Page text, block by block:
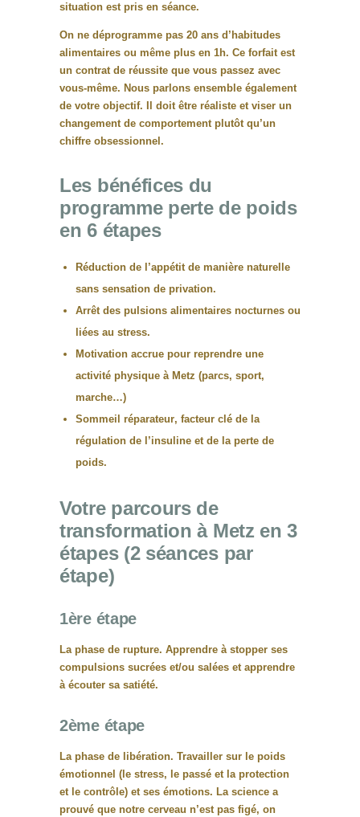
situation est pris en séance.
On ne déprogramme pas 20 ans d’habitudes
alimentaires ou même plus en 1h. Ce forfait est
un contrat de réussite que vous passez avec
vous-même. Nous parlons ensemble également
de votre objectif. Il doit être réaliste et viser un
changement de comportement plutôt qu’un
chiffre obsessionnel.
Les bénéfices du
programme perte de poids
en 6 étapes
Réduction de l’appétitde manière naturelle
sans sensation de privation.
Arrêt des pulsions alimentairesnocturnes ou
liées au stress.
Motivation accruepour reprendre une
activité physique à Metz (parcs, sport,
marche…)
Sommeil réparateur, facteur clé de la
régulation de l’insuline et de la perte de
poids.
Votre parcours de
transformation à Metz en 3
étapes (2 séances par
étape)
1ère étape
La phase de rupture. Apprendre à stopper ses
compulsions sucrées et/ou salées et apprendre
à écouter sa satiété.
2ème étape
La phase de libération. Travailler sur le poids
émotionnel (le stress, le passé et la protection
et le contrôle) et ses émotions. La science a
prouvé que notre cerveau n’est pas figé, on